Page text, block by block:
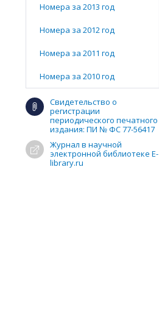
Номера за 2013 год
Номера за 2012 год
Номера за 2011 год
Номера за 2010 год
Свидетельство о
регистрации
периодического печатного
издания: ПИ № ФС 77-56417
Журнал в научной
электронной библиотеке E-
library.ru